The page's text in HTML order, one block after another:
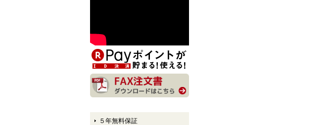
n ES9495-59E LIGHT in BL
ACK Eco-Drive 50th Anniver
sary Edition レディースモデ
ル 入荷しました！
５年無料保証